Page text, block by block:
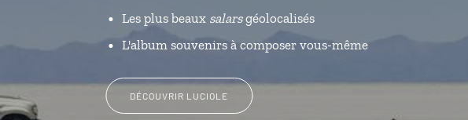
Les plus beaux salarsgéolocalisés
L'album souvenirs à composer vous-même
DÉCOUVRIR LUCIOLE